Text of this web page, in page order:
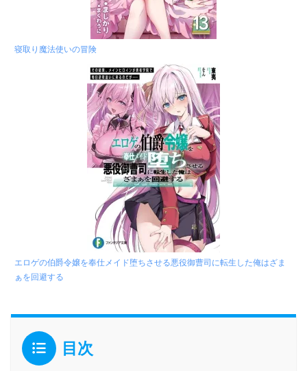
寝取り魔法使いの冒険
エロゲの伯爵令嬢を奉仕メイド堕ちさせる悪役御曹司に転生した俺はざま
ぁを回避する
目次